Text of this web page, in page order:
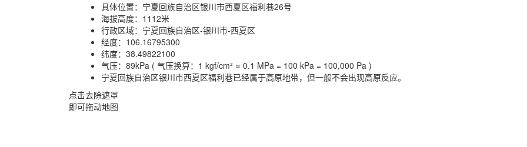
具体位置： 宁夏回族自治区银川市西夏区福利巷26号
海拔高度： 1112米
行政区域： 宁夏回族自治区-银川市-西夏区
经度： 106.16795300
纬度： 38.49822100
气压： 89kPa ( 气压换算：1 kgf/cm² ≈ 0.1 MPa = 100 kPa = 100,000 Pa )
宁夏回族自治区银川市西夏区福利巷已经属于高原地带，但一般不会出现高原反应。
点击去除遮罩
即可拖动地图